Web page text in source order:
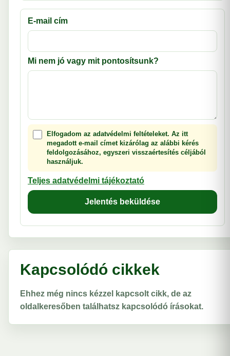
E-mail cím
Mi nem jó vagy mit pontosítsunk?
Elfogadom az adatvédelmi feltételeket. Az itt
megadott e-mail címet kizárólag az alábbi kérés
feldolgozásához, egyszeri visszaértesítés céljából
használjuk.
Teljes adatvédelmi tájékoztató
Jelentés beküldése
Kapcsolódó cikkek
Ehhez még nincs kézzel kapcsolt cikk, de az
oldalkeresőben találhatsz kapcsolódó írásokat.